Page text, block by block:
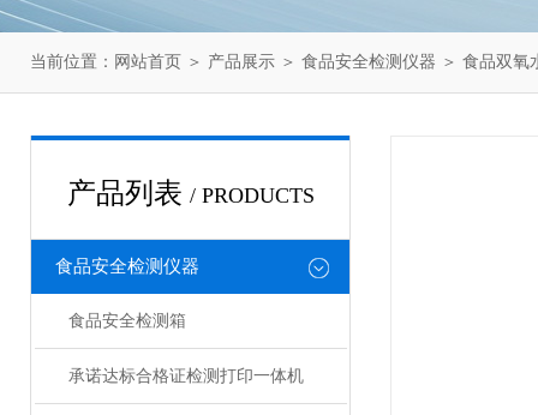
当前位置： 网站首页 ＞ 产品展示 ＞ 食品安全检测仪器 ＞ 食品双氧
产品列表 / PRODUCTS
食品安全检测仪器
食品安全检测箱
承诺达标合格证检测打印一体机